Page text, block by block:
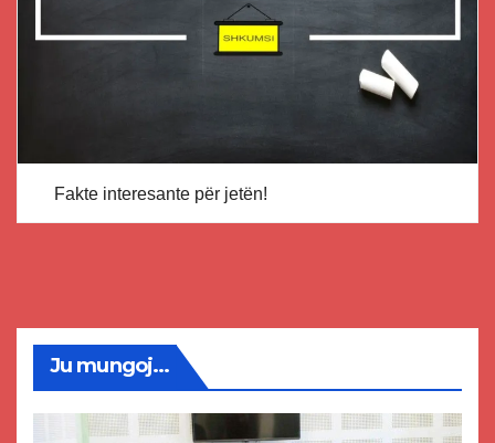
Fakte interesante për jetën!
Ju mungoj...